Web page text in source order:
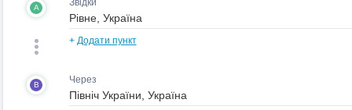
A Звідки
+ Додати пункт
B Через